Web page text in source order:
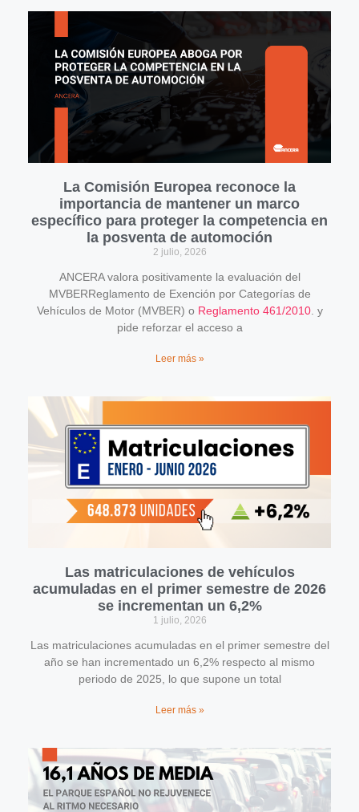
La Comisión Europea reconoce la
importancia de mantener un marco
específico para proteger la competencia en
la posventa de automoción
2 julio, 2026
ANCERA valora positivamente la evaluación del
MVBERReglamento de Exención por Categorías de
Vehículos de Motor (MVBER) o Reglamento 461/2010. y
pide reforzar el acceso a
Leer más »
Las matriculaciones de vehículos
acumuladas en el primer semestre de 2026
se incrementan un 6,2%
1 julio, 2026
Las matriculaciones acumuladas en el primer semestre del
año se han incrementado un 6,2% respecto al mismo
periodo de 2025, lo que supone un total
Leer más »